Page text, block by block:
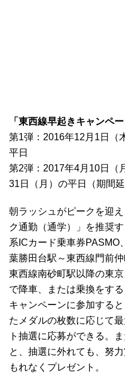
「東西線早起きキャンペー
第1弾：2016年12月1日（
平日
第2弾：2017年4月10日（
31日（月）の平日（期間延
朝ラッシュがピークを迎
ク通勤（通学）」を推奨
系ICカード乗車券PASMO
葉勝田台駅～東西線門前
東西線南砂町駅以降の東
で降車、または乗換をする
キャンペーンに参加する
たメダルの枚数に応じて
ト抽選に応募ができる。
と、抽選に外れても、努
もれなくプレゼント。